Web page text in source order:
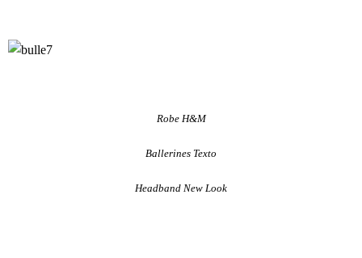
Robe H&M
Ballerines Texto
Headband New Look